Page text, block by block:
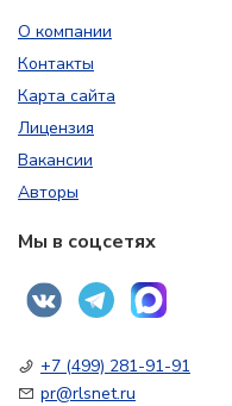
О компании
Контакты
Карта сайта
Лицензия
Вакансии
Авторы
Мы в соцсетях
+7 (499) 281-91-91
pr@rlsnet.ru